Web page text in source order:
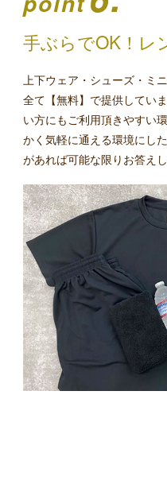
手ぶらでOK！レ
上下ウェア・シューズ・ミ
全て【無料】で提供してい
い方にもご利用頂きやすい
かく気軽に通える環境にし
があれば可能な限りお答え